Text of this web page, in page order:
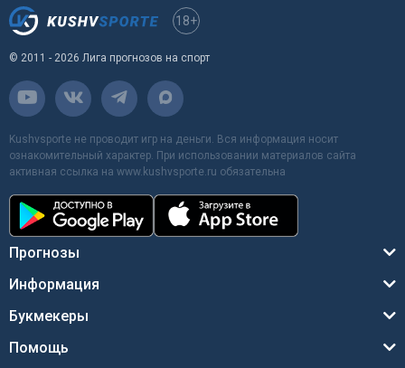
18+
© 2011 - 2026 Лига прогнозов на спорт
Kushvsporte не проводит игр на деньги. Вся информация носит
ознакомительный характер. При использовании материалов сайта
активная ссылка на www.kushvsporte.ru обязательна
Прогнозы
Информация
Букмекеры
Помощь